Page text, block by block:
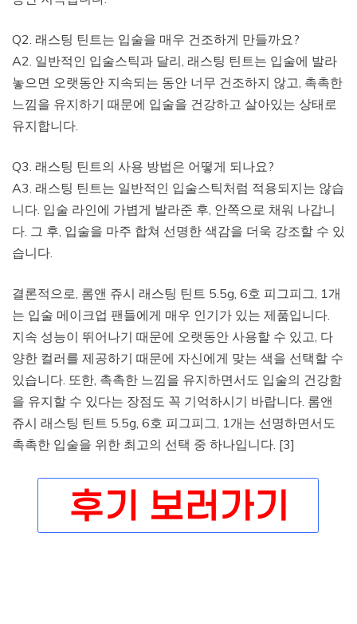
Q2. 래스팅 틴트는 입술을 매우 건조하게 만들까요?
A2. 일반적인 입술스틱과 달리, 래스팅 틴트는 입술에 발라
놓으면 오랫동안 지속되는 동안 너무 건조하지 않고, 촉촉한
느낌을 유지하기 때문에 입술을 건강하고 살아있는 상태로
유지합니다.
Q3. 래스팅 틴트의 사용 방법은 어떻게 되나요?
A3. 래스팅 틴트는 일반적인 입술스틱처럼 적용되지는 않습
니다. 입술 라인에 가볍게 발라준 후, 안쪽으로 채워 나갑니
다. 그 후, 입술을 마주 합쳐 선명한 색감을 더욱 강조할 수 있
습니다.
결론적으로, 롬앤 쥬시 래스팅 틴트 5.5g, 6호 피그피그, 1개
는 입술 메이크업 팬들에게 매우 인기가 있는 제품입니다.
지속 성능이 뛰어나기 때문에 오랫동안 사용할 수 있고, 다
양한 컬러를 제공하기 때문에 자신에게 맞는 색을 선택할 수
있습니다. 또한, 촉촉한 느낌을 유지하면서도 입술의 건강함
을 유지할 수 있다는 장점도 꼭 기억하시기 바랍니다. 롬앤
쥬시 래스팅 틴트 5.5g, 6호 피그피그, 1개는 선명하면서도
촉촉한 입술을 위한 최고의 선택 중 하나입니다. [3]